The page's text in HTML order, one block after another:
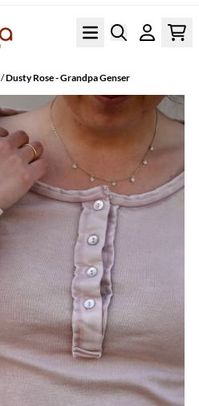
/Dusty Rose - Grandpa Genser